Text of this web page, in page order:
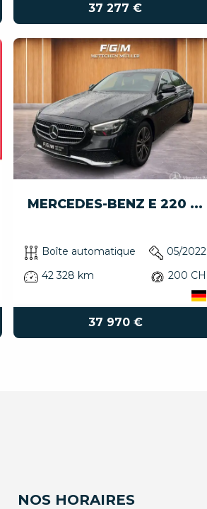
37 277 €
MERCEDES-BENZ E 220 ...
Boîte automatique
05/2022
42 328 km
200 CH
37 970 €
NOS HORAIRES